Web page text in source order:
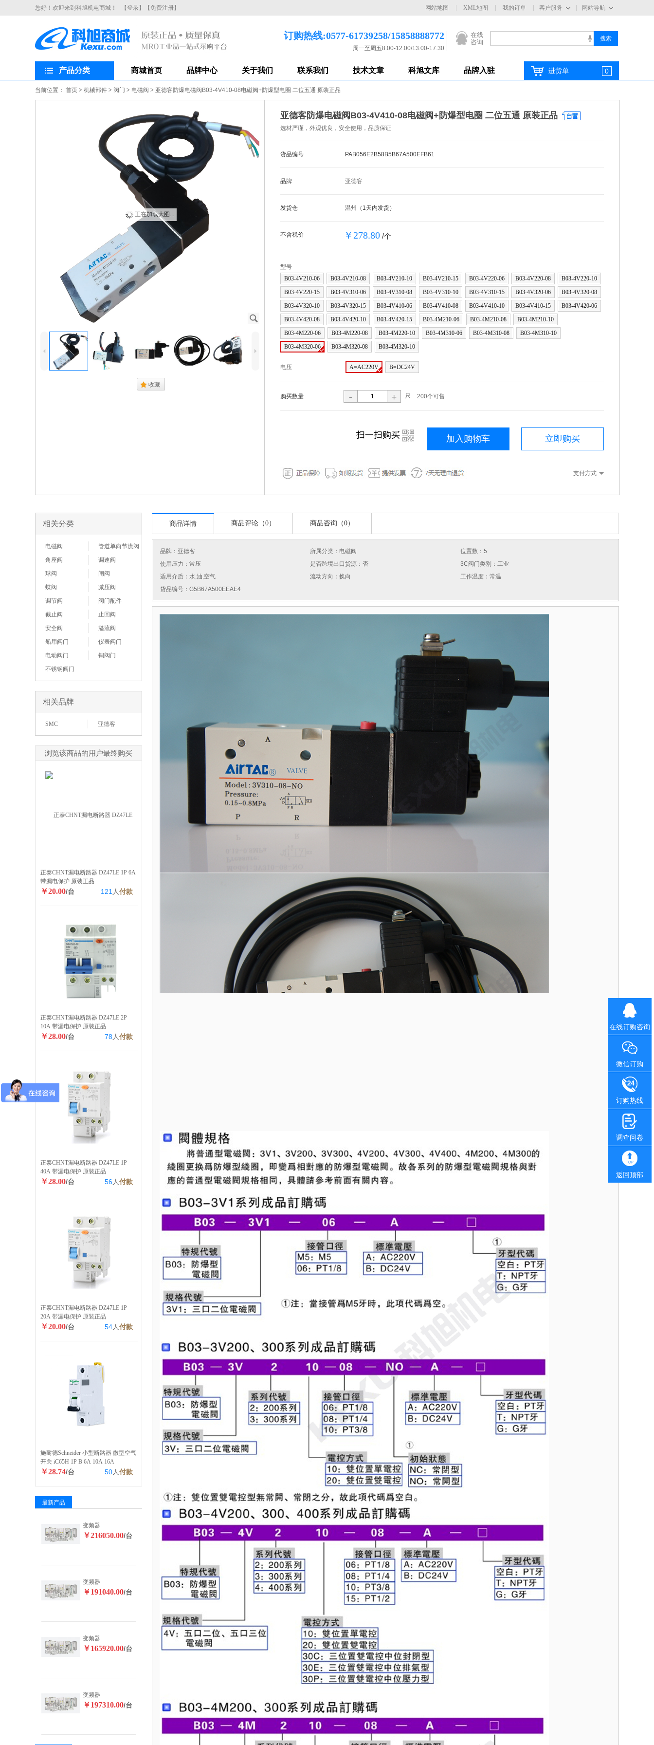
您好！欢迎来到科旭机电商城！ 【登录】 【免费注册】 网站导航
客户服务
网站地图 XML地图 我的订单
在线
咨询
订购热线:0577-61739258/15858888772
周一至周五8:00-12:00/13:00-17:30
产品分类 商城首页 品牌中心 关于我们 联系我们 技术文章 科旭文库 品牌入驻 进货单 0
当前位置： 首页 > 机械部件 > 阀门 > 电磁阀 > 亚德客防爆电磁阀B03-4V410-08电磁阀+防爆型电圈 二位五通 原装正品
J
正在加载大图...
4 5
. 收藏
亚德客防爆电磁阀B03-4V410-08电磁阀+防爆型电圈 二位五通 原装正品
选材严谨，外观优良，安全使用，品质保证
货品编号 PAB056E2B58B5B67A500EFB61
品牌 亚德客
发货仓 温州（1天内发货）
不含税价 ￥278.80 /个
型号
B03-4V210-06
B03-4V210-08 B03-4V210-10 B03-4V210-15 B03-4V220-06 B03-4V220-08
B03-4V220-10
B03-4V220-15
B03-4V310-06 B03-4V310-08 B03-4V310-10 B03-4V310-15 B03-4V320-06
B03-4V320-08
B03-4V320-10
B03-4V320-15 B03-4V410-06 B03-4V410-08 B03-4V410-10 B03-4V410-15
B03-4V420-06
B03-4V420-08
B03-4V420-10 B03-4V420-15 B03-4M210-06 B03-4M210-08
B03-4M210-10
B03-4M220-06
B03-4M220-08 B03-4M220-10 B03-4M310-06 B03-4M310-08
B03-4M310-10
B03-4M320-06
B03-4M320-08 B03-4M320-10
电压 A=AC220V B=DC24V
购买数量 - + 只 200个可售
立即购买
加入购物车
扫一扫购买 i
支付方式
相关分类
电磁阀
管道单向节流阀
角座阀
调速阀
球阀
闸阀
蝶阀
减压阀
调节阀
阀门配件
截止阀
止回阀
安全阀
溢流阀
船用阀门
仪表阀门
电动阀门
铜阀门
不锈钢阀门
相关品牌
SMC 亚德客
浏览该商品的用户最终购买
正泰CHNT漏电断路器 DZ47LE 1P 6A
带漏电保护 原装正品
￥20.00/台 121 人付款
正泰CHNT漏电断路器 DZ47LE 2P
10A 带漏电保护 原装正品
￥28.00/台 78 人付款
正泰CHNT漏电断路器 DZ47LE 1P
40A 带漏电保护 原装正品
￥28.00/台 56人付款
正泰CHNT漏电断路器 DZ47LE 1P
20A 带漏电保护 原装正品
￥20.00/台 54人付款
施耐德Schneider 小型断路器 微型空气
开关 iC65H 1P B 6A 10A 16A
￥28.74/台 50人付款
最新产品
变频器
￥216050.00/台
变频器
￥191040.00/台
变频器
￥165920.00/台
变频器
￥197310.00/台
商品详情 商品评论（0） 商品咨询（0）
品牌： 亚德客 所属分类：电磁阀
位置数：5
使用压力：常压
是否跨境出口货源：否
3C阀门类别：工业
适用介质：水,油,空气
流动方向：换向
工作温度：常温
货品编号：G5B67A500EEAE4
在线订购咨询
微信订购
订购热线
调查问卷
返回顶部